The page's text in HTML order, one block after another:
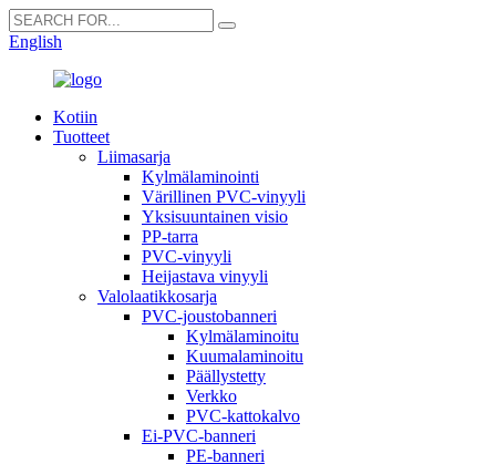
English
Kotiin
Tuotteet
Liimasarja
Kylmälaminointi
Värillinen PVC-vinyyli
Yksisuuntainen visio
PP-tarra
PVC-vinyyli
Heijastava vinyyli
Valolaatikkosarja
PVC-joustobanneri
Kylmälaminoitu
Kuumalaminoitu
Päällystetty
Verkko
PVC-kattokalvo
Ei-PVC-banneri
PE-banneri